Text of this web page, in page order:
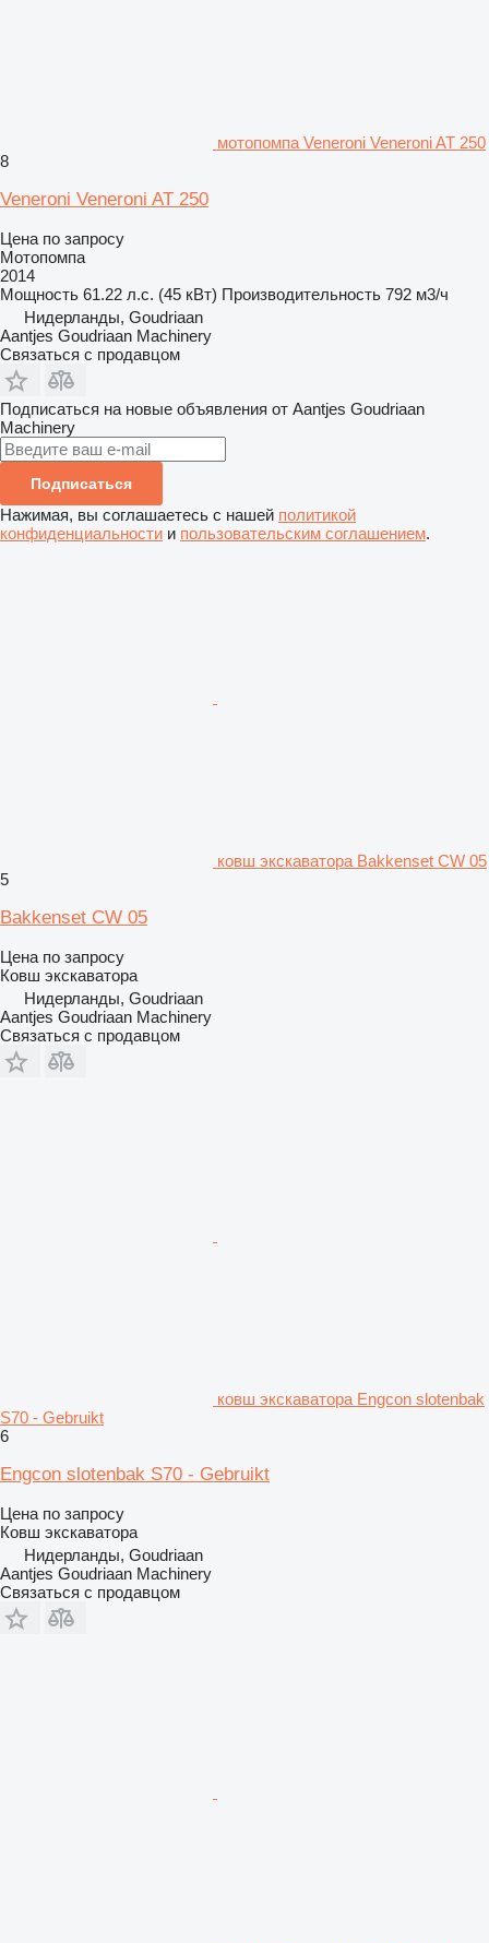
мотопомпа Veneroni Veneroni AT 250
8
Veneroni Veneroni AT 250
Цена по запросу
Мотопомпа
2014
Мощность 61.22 л.с. (45 кВт) Производительность 792 м3/ч
Нидерланды, Goudriaan
Aantjes Goudriaan Machinery
Связаться с продавцом
Подписаться на новые объявления от Aantjes Goudriaan
Machinery
Подписаться
Нажимая, вы соглашаетесь с нашей политикой
конфиденциальности и пользовательским соглашением.
ковш экскаватора Bakkenset CW 05
5
Bakkenset CW 05
Цена по запросу
Ковш экскаватора
Нидерланды, Goudriaan
Aantjes Goudriaan Machinery
Связаться с продавцом
ковш экскаватора Engcon slotenbak
S70 - Gebruikt
6
Engcon slotenbak S70 - Gebruikt
Цена по запросу
Ковш экскаватора
Нидерланды, Goudriaan
Aantjes Goudriaan Machinery
Связаться с продавцом